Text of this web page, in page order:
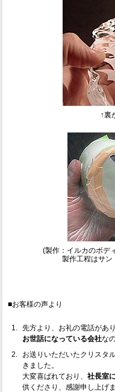
↑裏
(製作：イルカのボデ
製作工程はサン
■お客様の声より
先方より、お礼の電話があ
お世話になっている会社な
お送りいただいたクリスタ
きました。
大変喜ばれており、 社長室
供くださり、感謝申し上げ